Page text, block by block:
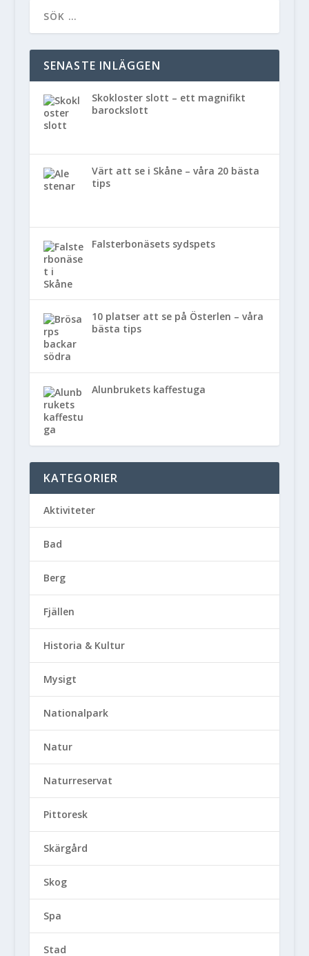
SENASTE INLÄGGEN
Skokloster slott – ett magnifikt
barockslott
Värt att se i Skåne – våra 20 bästa
tips
Falsterbonäsets sydspets
10 platser att se på Österlen – våra
bästa tips
Alunbrukets kaffestuga
KATEGORIER
Aktiviteter
Bad
Berg
Fjällen
Historia & Kultur
Mysigt
Nationalpark
Natur
Naturreservat
Pittoresk
Skärgård
Skog
Spa
Stad